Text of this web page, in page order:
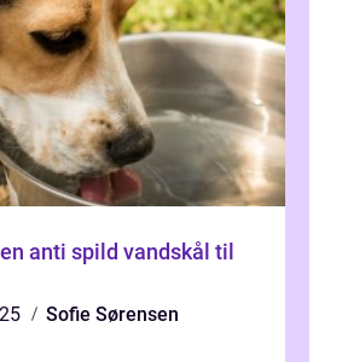
anti spild vandskål til
Sofie Sørensen